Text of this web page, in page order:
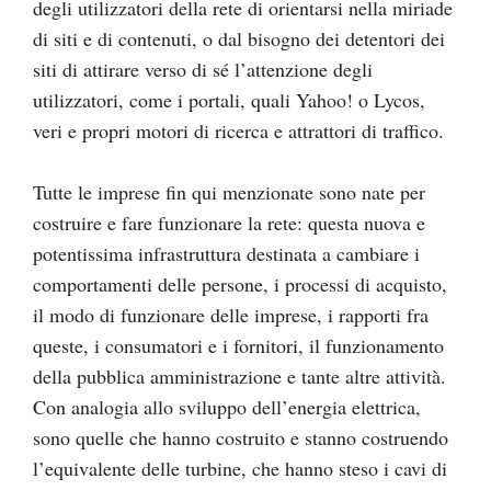
degli utilizzatori della rete di orientarsi nella miriade
di siti e di contenuti, o dal bisogno dei detentori dei
siti di attirare verso di sé l’attenzione degli
utilizzatori, come i portali, quali Yahoo! o Lycos,
veri e propri motori di ricerca e attrattori di traffico.
Tutte le imprese fin qui menzionate sono nate per
costruire e fare funzionare la rete: questa nuova e
potentissima infrastruttura destinata a cambiare i
comportamenti delle persone, i processi di acquisto,
il modo di funzionare delle imprese, i rapporti fra
queste, i consumatori e i fornitori, il funzionamento
della pubblica amministrazione e tante altre attività.
Con analogia allo sviluppo dell’energia elettrica,
sono quelle che hanno costruito e stanno costruendo
l’equivalente delle turbine, che hanno steso i cavi di